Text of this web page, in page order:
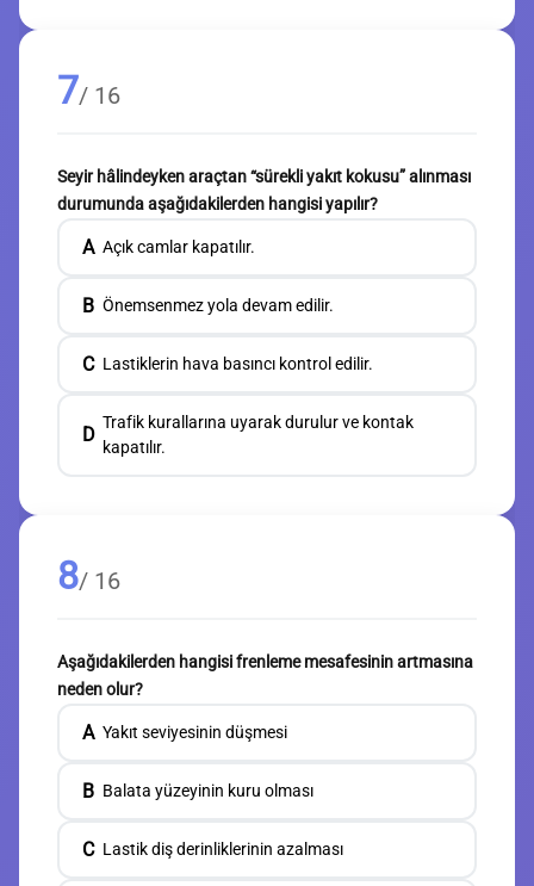
7/ 16
Seyir hâlindeyken araçtan “sürekli yakıt kokusu” alınması
durumunda aşağıdakilerden hangisi yapılır?
A Açık camlar kapatılır.
B Önemsenmez yola devam edilir.
C Lastiklerin hava basıncı kontrol edilir.
D
Trafik kurallarına uyarak durulur ve kontak
kapatılır.
8/ 16
Aşağıdakilerden hangisi frenleme mesafesinin artmasına
neden olur?
A Yakıt seviyesinin düşmesi
B Balata yüzeyinin kuru olması
C Lastik diş derinliklerinin azalması